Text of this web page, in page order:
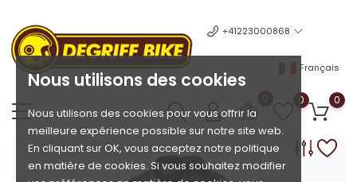
Nous utilisons des cookies
Nous utilisons des cookies pour vous offrir la
meilleure expérience possible sur notre site web.
En cliquant sur OK, vous acceptez notre politique
en matière de cookies. Si vous souhaitez modifier
+41223000868
Français
0 0